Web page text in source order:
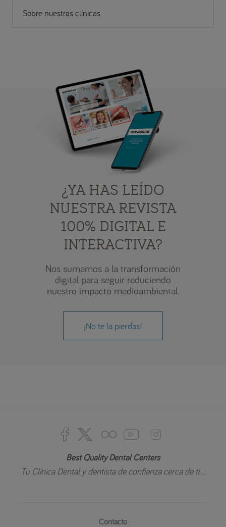
Sobre nuestras clínicas
¿YA HAS LEÍDO
NUESTRA REVISTA
100% DIGITAL E
INTERACTIVA?
Nos sumamos a la transformación
digital para seguir reduciendo
nuestro impacto medioambiental.
¡No te la pierdas!
Best Quality Dental Centers
Tu Clínica Dental y dentista de confianza cerca de ti...
Contacto